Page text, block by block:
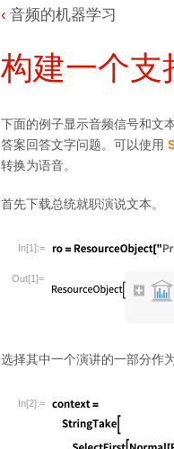
音频的机器学习
构建一个支
下面的例子显示音频信号和文
答案回答文字问题。可以使用
转换为语音。
首先下载总统就职演说文本。
In[1]:=
Out[1]=
选择其中一个演讲的一部分作
In[2]:=